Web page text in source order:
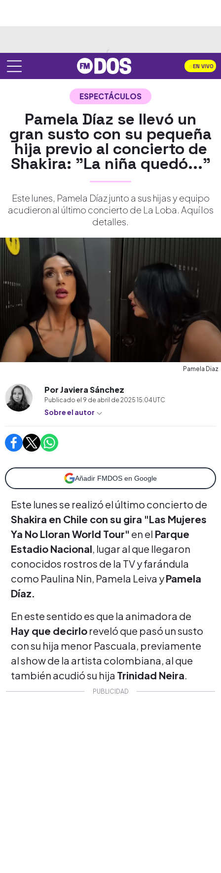
EN VIVO
ESPECTÁCULOS
Pamela Díaz se llevó un
gran susto con su pequeña
hija previo al concierto de
Shakira: "La niña quedó..."
Este lunes, Pamela Díaz junto a sus hijas y equipo
acudieron al último concierto de La Loba. Aquí los
detalles.
Pamela Diaz
Por Javiera Sánchez
Publicado el 9 de abril de 2025 15:04 UTC
Sobre el autor
Añadir FMDOS en Google
Este lunes se realizó el último concierto de
Shakira en Chile con su gira "Las Mujeres
Ya No Lloran World Tour" en el Parque
Estadio Nacional, lugar al que llegaron
conocidos rostros de la TV y farándula
como Paulina Nin, Pamela Leiva yPamela
Díaz.
En este sentido es que la animadora de
Hay que decirlo reveló que pasó un susto
con su hija menor Pascuala, previamente
al show de la artista colombiana, al que
también acudió su hija Trinidad Neira.